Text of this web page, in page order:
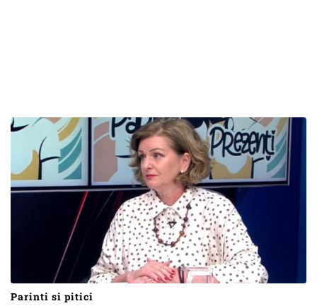
Parinti si pitici